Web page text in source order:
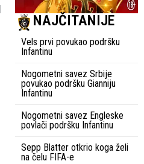
NAJČITANIJE
Vels prvi povukao podršku
Infantinu
Nogometni savez Srbije
povukao podršku Gianniju
Infantinu
Nogometni savez Engleske
povlači podršku Infantinu
Sepp Blatter otkrio koga želi
na čelu FIFA-e